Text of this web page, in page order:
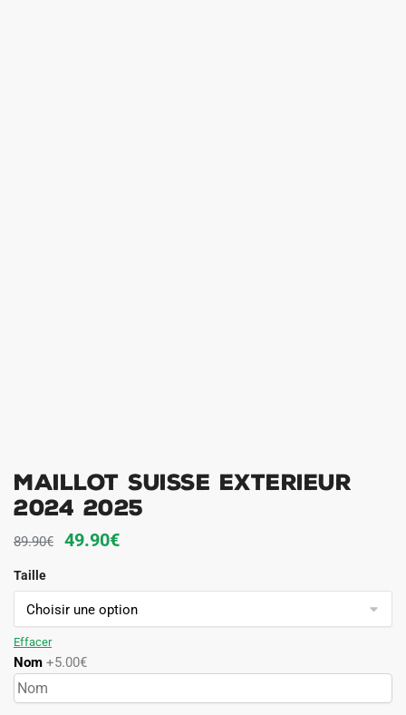
Maillot Suisse Exterieur
2024 2025
89.90€
Le
initial
était :
49.90€Le
actuel
est :
Taille
Effacer
Nom +5.00€